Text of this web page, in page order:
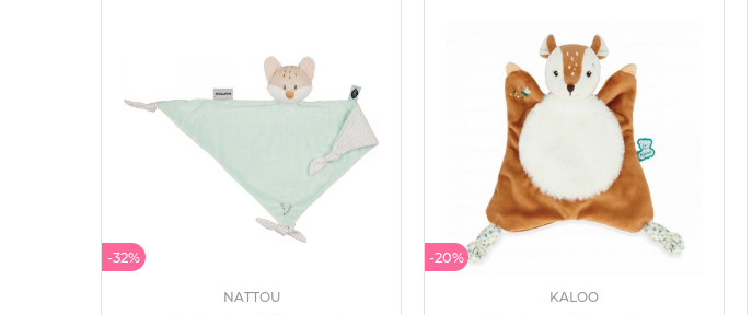
-32%
NATTOU
-20%
KALOO